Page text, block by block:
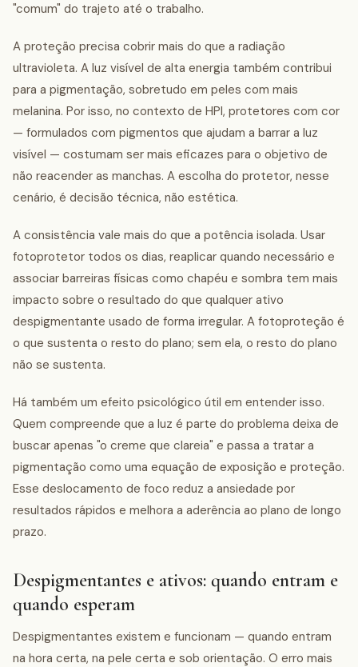
"comum" do trajeto até o trabalho.
A proteção precisa cobrir mais do que a radiação
ultravioleta. A luz visível de alta energia também contribui
para a pigmentação, sobretudo em peles com mais
melanina. Por isso, no contexto de HPI, protetores com cor
— formulados com pigmentos que ajudam a barrar a luz
visível — costumam ser mais eficazes para o objetivo de
não reacender as manchas. A escolha do protetor, nesse
cenário, é decisão técnica, não estética.
A consistência vale mais do que a potência isolada. Usar
fotoprotetor todos os dias, reaplicar quando necessário e
associar barreiras físicas como chapéu e sombra tem mais
impacto sobre o resultado do que qualquer ativo
despigmentante usado de forma irregular. A fotoproteção é
o que sustenta o resto do plano; sem ela, o resto do plano
não se sustenta.
Há também um efeito psicológico útil em entender isso.
Quem compreende que a luz é parte do problema deixa de
buscar apenas "o creme que clareia" e passa a tratar a
pigmentação como uma equação de exposição e proteção.
Esse deslocamento de foco reduz a ansiedade por
resultados rápidos e melhora a aderência ao plano de longo
prazo.
Despigmentantes e ativos: quando entram e
quando esperam
Despigmentantes existem e funcionam — quando entram
na hora certa, na pele certa e sob orientação. O erro mais